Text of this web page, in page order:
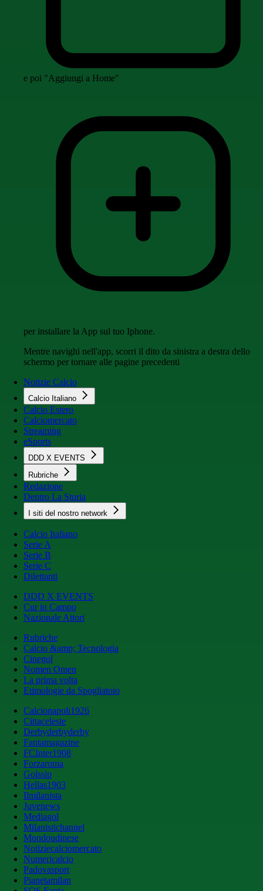
e poi "Aggiungi a Home"
per installare la App sul tuo Iphone.
Mentre navighi nell'app, scorri il dito da sinistra a destra dello
schermo per tornare alle pagine precedenti
Notizie Calcio
Calcio Italiano
Calcio Estero
Calciomercato
Streaming
eSports
DDD X EVENTS
Rubriche
Redazione
Dentro La Storia
I siti del nostro network
Calcio Italiano
Serie A
Serie B
Serie C
Dilettanti
DDD X EVENTS
Cur in Campo
Nazionale Attori
Rubriche
Calcio &amp; Tecnologia
Cinegol
Nomen Omen
La prima volta
Etimologie da Spogliatoio
Calcionapoli1926
Cittaceleste
Derbyderbyderby
Fantamagazine
FCInter1908
Forzaroma
Golssip
Hellas1903
Ilmilanista
Juvenews
Mediagol
Milanistichannel
Mondoudinese
Notiziecalciomercato
Numericalcio
Padovasport
Pianetamilan